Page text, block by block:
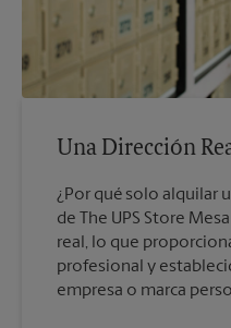
Una Dirección
¿Por qué solo alquilar
de The UPS Store
real, lo que
profesional y
empresa o marca